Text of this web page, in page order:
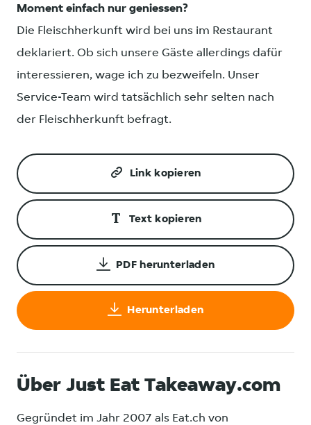
Moment einfach nur geniessen?
Die Fleischherkunft wird bei uns im Restaurant
deklariert. Ob sich unsere Gäste allerdings dafür
interessieren, wage ich zu bezweifeln. Unser
Service-Team wird tatsächlich sehr selten nach
der Fleischherkunft befragt.
Link kopieren
Text kopieren
PDF herunterladen
Herunterladen
Über Just Eat Takeaway.com
Gegründet im Jahr 2007 als Eat.ch von